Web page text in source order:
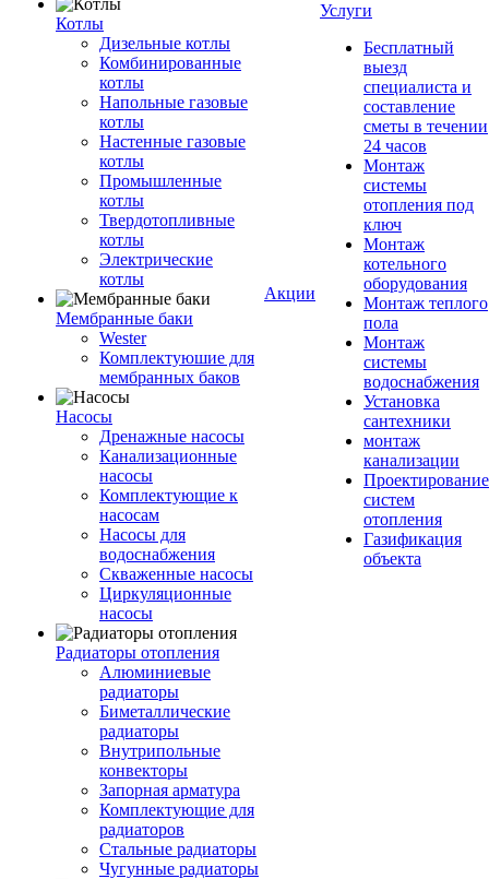
Котлы
Дизельные котлы
Комбинированные
котлы
Напольные газовые
котлы
Настенные газовые
котлы
Промышленные
котлы
Твердотопливные
котлы
Электрические
котлы
Мембранные баки
Wester
Комплектуюшие для
мембранных баков
Насосы
Дренажные насосы
Канализационные
насосы
Комплектующие к
насосам
Насосы для
водоснабжения
Скваженные насосы
Циркуляционные
насосы
Радиаторы отопления
Алюминиевые
радиаторы
Биметаллические
радиаторы
Внутрипольные
конвекторы
Запорная арматура
Комплектующие для
радиаторов
Стальные радиаторы
Чугунные радиаторы
Акции
Услуги
Бесплатный
выезд
специалиста и
составление
сметы в течении
24 часов
Монтаж
системы
отопления под
ключ
Монтаж
котельного
оборудования
Монтаж теплого
пола
Монтаж
системы
водоснабжения
Установка
сантехники
монтаж
канализации
Проектирование
систем
отопления
Газификация
объекта